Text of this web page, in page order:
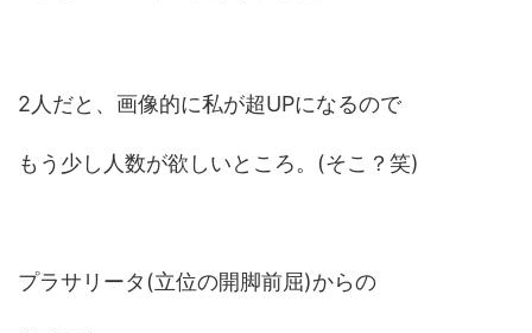
2人だと、画像的に私が超UPになるので
もう少し人数が欲しいところ。(そこ？笑)
プラサリータ(立位の開脚前屈)からの